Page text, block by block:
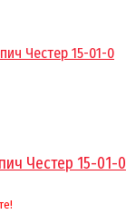
Честер 15-01-0